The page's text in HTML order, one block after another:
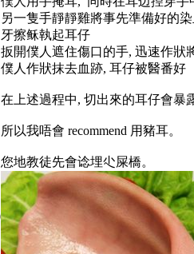
另一隻手靜靜雞將事先準備好的
牙擦稣執起耳仔
扳開僕人遮住傷口的手, 迅速作狀
僕人作狀抹去血跡, 耳仔被醫番好
在上述過程中, 切出來的耳仔會暴
所以我唔會 recommend 用豬耳。
您地教徒先會谂埋尐屎橋。